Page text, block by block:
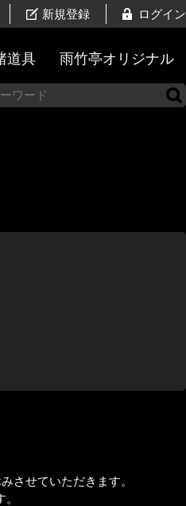
新規登録 ログイン
道具 雨竹亭オリジナル
させていただきます。